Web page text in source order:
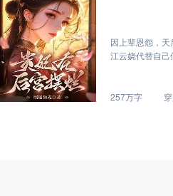
因上辈恩怨，
江云娆代替自
257万字